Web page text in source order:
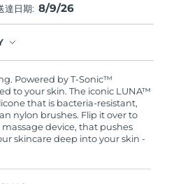
達日期: 8/9/26
purchase, FOREO will
of charge.
Powered by T-Sonic™
to your skin. The iconic LUNA™
that is bacteria-resistant,
nylon brushes. Flip it over to
device, that pushes
skincare deep into your skin -